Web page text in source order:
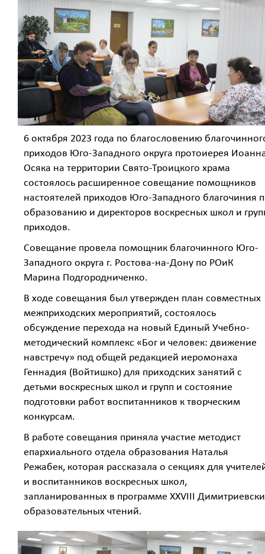
6 октября 2023 года по благословению
приходов Юго-Западного округа протоиерея
Осяка на территории Свято-Троицкого храма
состоялось расширенное совещание помощников
настоятелей приходов Юго-Западного благочиния
образованию и директоров воскресных школ и
приходов.
Совещание провела помощник благочинного Юго-
Западного округа г. Ростова-на-Дону по РОиК
Марина Подгородниченко.
В ходе совещания был утвержден план совместных
межприходских мероприятий, состоялось
обсуждение перехода на новый Единый Учебно-
методический комплекс «Бог и человек: движение
навстречу» под общей редакцией иеромонаха
Геннадия (Войтишко) для приходских занятий с
детьми воскресных школ и групп и состояние
подготовки работ воспитанников к творческим
конкурсам.
В работе совещания приняла участие методист
епархиального отдела образования Наталья
Режабек, которая рассказала о секциях для
и воспитанников воскресных школ,
запланированных в программе XXVIII
образовательных чтений.